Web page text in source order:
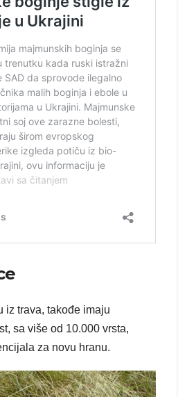
iz trava, takođe imaju
sa više od 10.000 vrsta,
za novu hranu.